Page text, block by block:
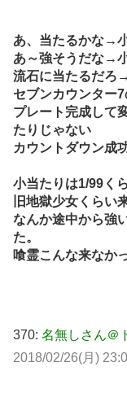
あ、当たるかな→
あ～強そうだな→
流石に当たるだろ
セブンカウンター
プレート完成して
たりじゃない
カウントダウン成
小当たりは1/99く
旧地獄少女くらい
なんか途中から強
た。
喰霊こんな来なか
370: 名無しさん＠
2018/02/26(月)